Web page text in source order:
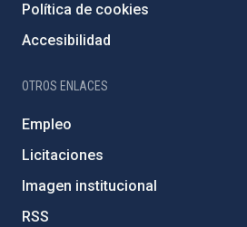
Política de cookies
Accesibilidad
OTROS ENLACES
Empleo
Licitaciones
Imagen institucional
RSS